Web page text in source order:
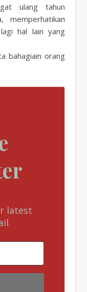
ulang tahun
memperhatikan
hal lain yang
bahagiain orang
latest